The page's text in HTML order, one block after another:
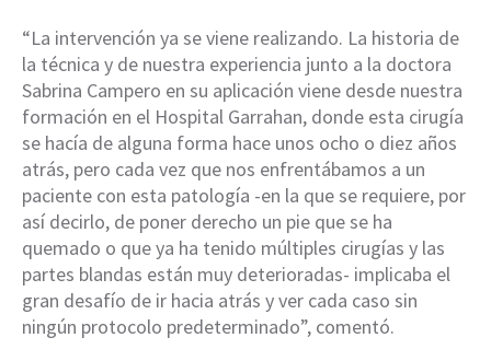
“La intervención ya se viene realizando. La historia de
la técnica y de nuestra experiencia junto a la doctora
Sabrina Campero en su aplicación viene desde nuestra
formación en el Hospital Garrahan, donde esta cirugía
se hacía de alguna forma hace unos ocho o diez años
atrás, pero cada vez que nos enfrentábamos a un
paciente con esta patología -en la que se requiere, por
así decirlo, de poner derecho un pie que se ha
quemado o que ya ha tenido múltiples cirugías y las
partes blandas están muy deterioradas- implicaba el
gran desafío de ir hacia atrás y ver cada caso sin
ningún protocolo predeterminado”, comentó.